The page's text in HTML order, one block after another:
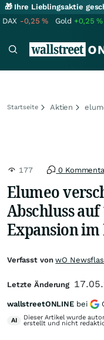
🎁 Ihre Lieblingsaktie
DAX -0,25% Gold +0,25%
Startseite Aktien
177 0
Elumeo
Abschluss auf
Expansion im
Verfasst vonwO
Letzte Änderung
wallstreetONLINE bei
AI Dieser Artikel wurde
erstellt und nicht